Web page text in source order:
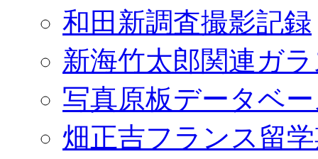
和田新調査撮影記録
新海竹太郎関連ガ
写真原板データベ
畑正吉フランス留